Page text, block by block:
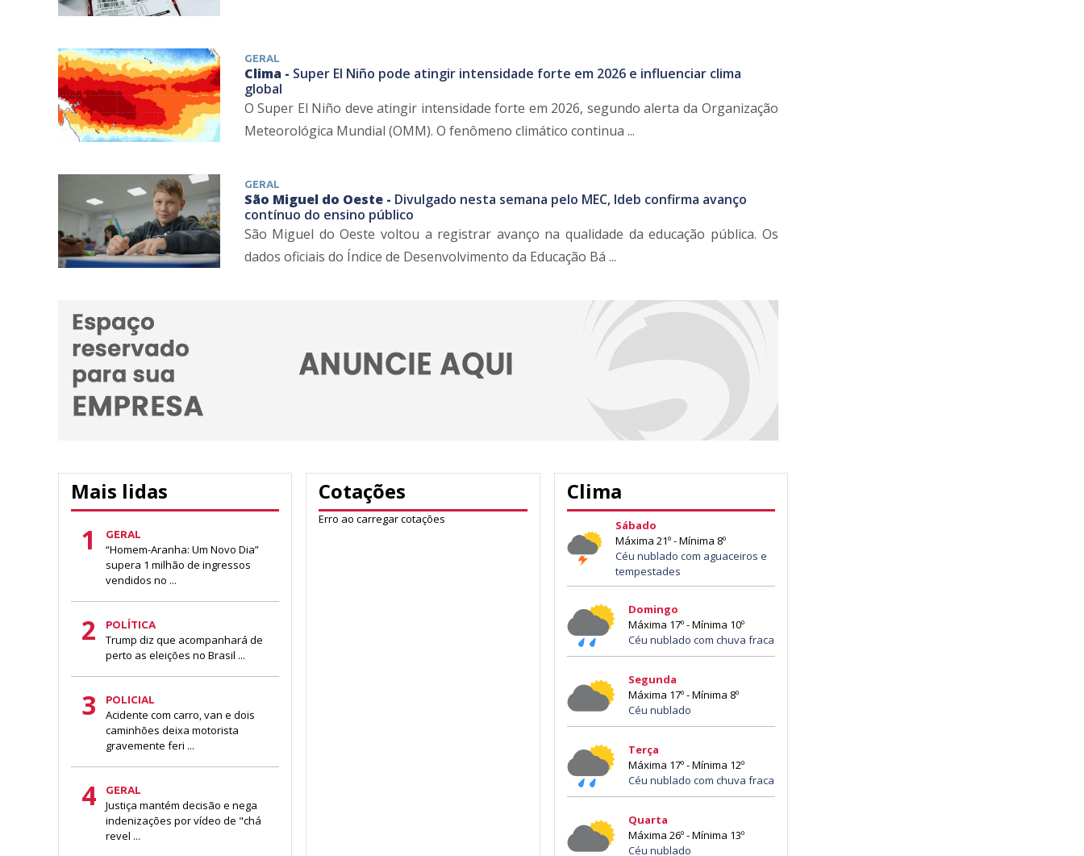
GERAL
Clima - Super El Niño pode atingir intensidade forte em 2026 e influenciar clima
global
O Super El Niño deve atingir intensidade forte em 2026, segundo alerta da Organização
Meteorológica Mundial (OMM). O fenômeno climático continua ...
GERAL
São Miguel do Oeste - Divulgado nesta semana pelo MEC, Ideb confirma avanço
contínuo do ensino público
São Miguel do Oeste voltou a registrar avanço na qualidade da educação pública. Os
dados oficiais do Índice de Desenvolvimento da Educação Bá ...
Mais lidas
1 GERAL
“Homem-Aranha: Um Novo Dia”
supera 1 milhão de ingressos
vendidos no ...
2 POLÍTICA
Trump diz que acompanhará de
perto as eleições no Brasil ...
3 POLICIAL
Acidente com carro, van e dois
caminhões deixa motorista
gravemente feri ...
4 GERAL
Justiça mantém decisão e nega
indenizações por vídeo de "chá
revel ...
Cotações
Erro ao carregar cotações
Clima
Sábado
Máxima 21º - Mínima 8º
Céu nublado com aguaceiros e
tempestades
Domingo
Máxima 17º - Mínima 10º
Céu nublado com chuva fraca
Segunda
Máxima 17º - Mínima 8º
Céu nublado
Terça
Máxima 17º - Mínima 12º
Céu nublado com chuva fraca
Quarta
Máxima 26º - Mínima 13º
Céu nublado